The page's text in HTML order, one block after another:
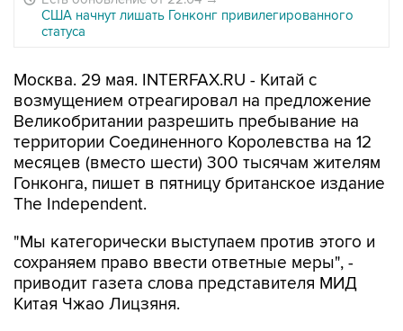
США начнут лишать Гонконг привилегированного
статуса
Москва. 29 мая. INTERFAX.RU - Китай с
возмущением отреагировал на предложение
Великобритании разрешить пребывание на
территории Соединенного Королевства на 12
месяцев (вместо шести) 300 тысячам жителям
Гонконга, пишет в пятницу британское издание
The Independent.
"Мы категорически выступаем против этого и
сохраняем право ввести ответные меры", -
приводит газета слова представителя МИД
Китая Чжао Лицзяня.